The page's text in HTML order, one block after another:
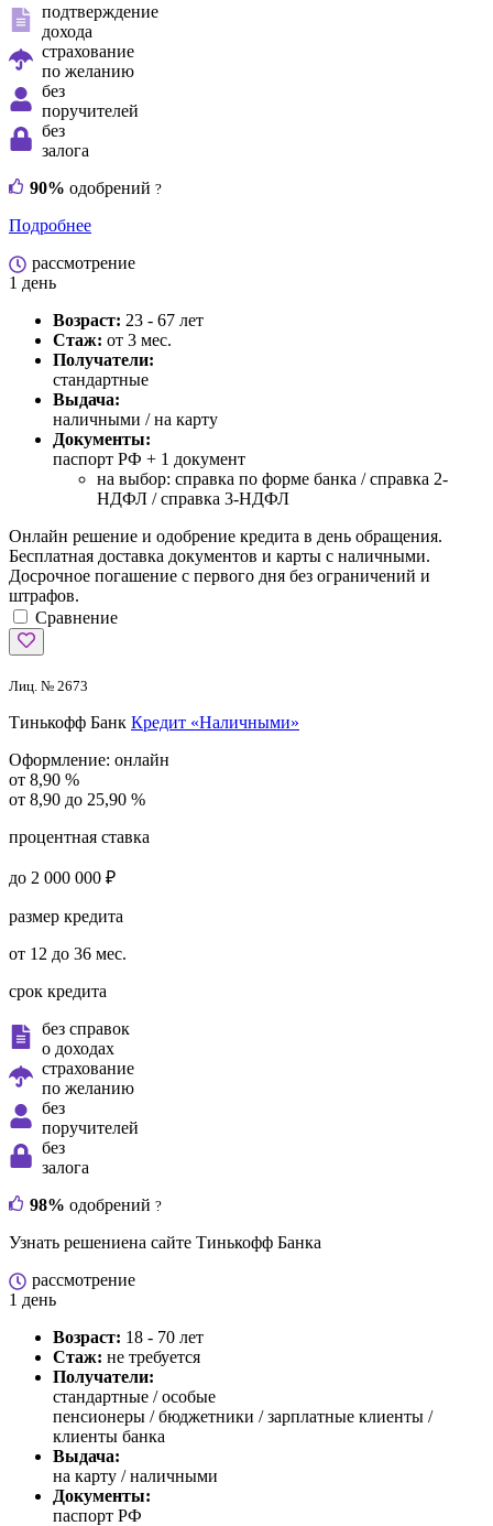
подтверждение
дохода
страхование
по желанию
без
поручителей
без
залога
90% одобрений ?
Подробнее
рассмотрение
1 день
Возраст: 23 - 67 лет
Стаж: от 3 мес.
Получатели:
стандартные
Выдача:
наличными / на карту
Документы:
паспорт РФ + 1 документ
на выбор: справка по форме банка / справка 2-
НДФЛ / справка 3-НДФЛ
Онлайн решение и одобрение кредита в день обращения.
Бесплатная доставка документов и карты с наличными.
Досрочное погашение с первого дня без ограничений и
штрафов.
Сравнение
Лиц. № 2673
Тинькофф Банк Кредит «Наличными»
Оформление: онлайн
от 8,90 %
от 8,90 до 25,90 %
процентная ставка
до 2 000 000 ₽
размер кредита
от 12 до 36 мес.
срок кредита
без справок
о доходах
страхование
по желанию
без
поручителей
без
залога
98% одобрений ?
Узнать решениена сайте Тинькофф Банка
рассмотрение
1 день
Возраст: 18 - 70 лет
Стаж: не требуется
Получатели:
стандартные /особые
пенсионеры / бюджетники / зарплатные клиенты /
клиенты банка
Выдача:
на карту / наличными
Документы:
паспорт РФ